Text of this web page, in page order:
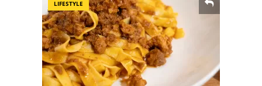
LIFESTYLE